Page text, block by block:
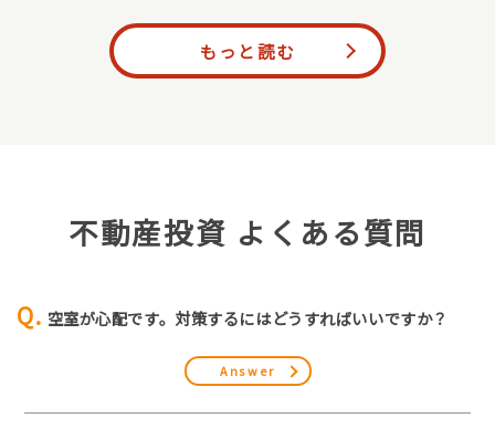
もっと読む
不動産投資 よくある質問
空室が心配です。対策するにはどうすればいいですか？
Answer